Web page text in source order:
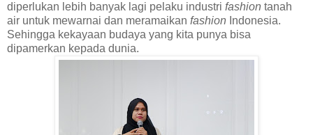
diperlukan lebih banyak lagi pelaku industri fashion tanah
air untuk mewarnai dan meramaikan fashion Indonesia.
Sehingga kekayaan budaya yang kita punya bisa
dipamerkan kepada dunia.